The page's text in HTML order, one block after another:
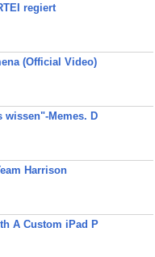
regiert
(Official Video)
Memes. D
Harrison
A Custom iPad P